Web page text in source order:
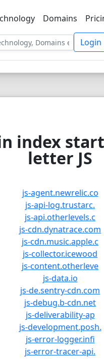
T
Domains
Login
index
letter JS
js-agent.newrelic.co
js-api-log.trustarc.
js-api.otherlevels.c
js-cdn.dynatrace.com
js-cdn.music.apple.c
js-collector.icewood
js-content.otherleve
js-data.io
js-de.sentry-cdn.com
js-debug.b-cdn.net
js-deliverability-ap
js-development.posh.
js-error-logger.infi
js-error-tracer-api.